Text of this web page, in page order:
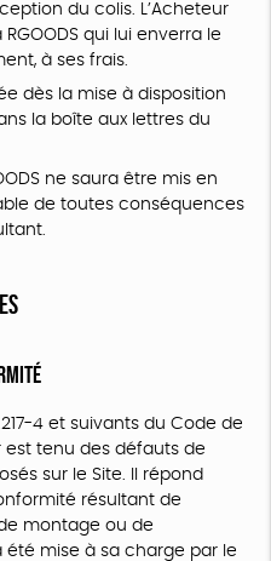
du colis. L’Acheteur
qui lui enverra le
à ses frais.
dès la mise à disposition
la boîte aux lettres du
ne saura être mis en
de toutes conséquences
4 et suivants du Code de
est tenu des défauts de
sur le Site. Il répond
résultant de
montage ou de
été mise à sa charge par le